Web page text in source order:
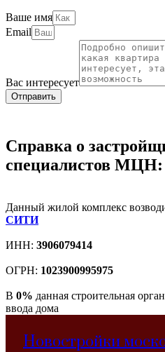
Ваше имя
Email
Вас интересует
Отправить
Справка о
специалистов МЦН:
Данный жилой комплекс
СИТИ
ИНН: 3906079414
ОГРН: 1023900995975
В 0% данная строительная
ввода дома
Новостройки